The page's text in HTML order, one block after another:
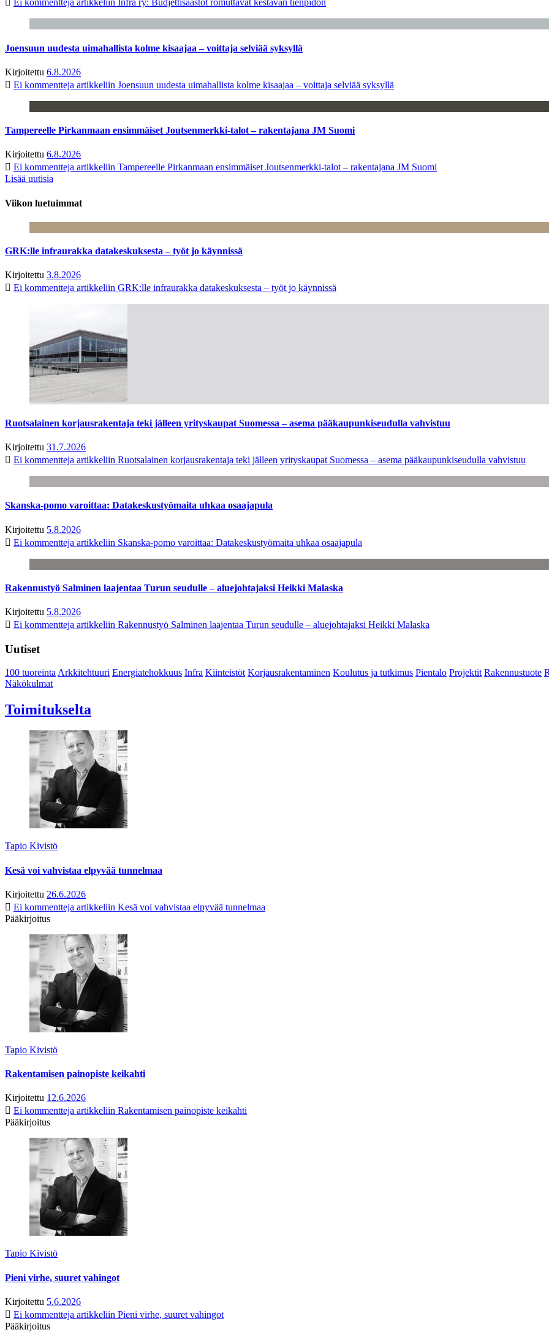
Ei kommentteja artikkeliin Infra ry: Budjettisäästöt romuttavat kestävän tienpidon
Joensuun uudesta uimahallista kolme kisaajaa – voittaja selviää syksyllä
Kirjoitettu 6.8.2026
Ei kommentteja artikkeliin Joensuun uudesta uimahallista kolme kisaajaa – voittaja selviää syksyllä
Tampereelle Pirkanmaan ensimmäiset Joutsenmerkki-talot – rakentajana JM Suomi
Kirjoitettu 6.8.2026
Ei kommentteja artikkeliin Tampereelle Pirkanmaan ensimmäiset Joutsenmerkki-talot – rakentajana JM Suomi
Lisää uutisia
Viikon luetuimmat
GRK:lle infraurakka datakeskuksesta – työt jo käynnissä
Kirjoitettu 3.8.2026
Ei kommentteja artikkeliin GRK:lle infraurakka datakeskuksesta – työt jo käynnissä
Ruotsalainen korjausrakentaja teki jälleen yrityskaupat Suomessa – asema pääkaupunkiseudulla vahvistuu
Kirjoitettu 31.7.2026
Ei kommentteja artikkeliin Ruotsalainen korjausrakentaja teki jälleen yrityskaupat Suomessa – asema pääkaupunkiseudulla vahvistuu
Skanska-pomo varoittaa: Datakeskustyömaita uhkaa osaajapula
Kirjoitettu 5.8.2026
Ei kommentteja artikkeliin Skanska-pomo varoittaa: Datakeskustyömaita uhkaa osaajapula
Rakennustyö Salminen laajentaa Turun seudulle – aluejohtajaksi Heikki Malaska
Kirjoitettu 5.8.2026
Ei kommentteja artikkeliin Rakennustyö Salminen laajentaa Turun seudulle – aluejohtajaksi Heikki Malaska
Uutiset
100 tuoreintaArkkitehtuuri Energiatehokkuus Infra Kiinteistöt Korjausrakentaminen Koulutus ja tutkimus Pientalo Projektit Rakennustuote
Näkökulmat
Toimitukselta
Tapio Kivistö
Kesä voi vahvistaa elpyvää tunnelmaa
Kirjoitettu 26.6.2026
Ei kommentteja artikkeliin Kesä voi vahvistaa elpyvää tunnelmaa
Pääkirjoitus
Tapio Kivistö
Rakentamisen painopiste keikahti
Kirjoitettu 12.6.2026
Ei kommentteja artikkeliin Rakentamisen painopiste keikahti
Pääkirjoitus
Tapio Kivistö
Pieni virhe, suuret vahingot
Kirjoitettu 5.6.2026
Ei kommentteja artikkeliin Pieni virhe, suuret vahingot
Pääkirjoitus